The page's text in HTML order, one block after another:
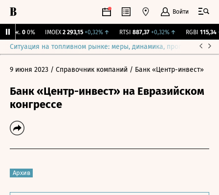
Войти
Бирж. 0 0% IMOEX 2 293,15 +0,32%↑ RTSI 887,37 +0,32%↑ RGBI 115,34
Ситуация на топливном рынке: меры, динамика, прогнозы
9 июня 2023 / Справочник компаний / Банк «Центр-инвест»
Банк «Центр-инвест» на Евразийском
конгрессе
Архив